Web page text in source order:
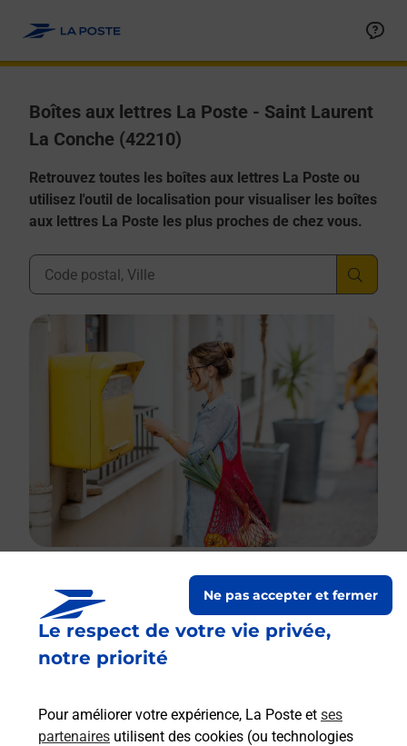
Le respect de votre vie privée,
notre priorité
Pour améliorer votre expérience, La Poste et ses
partenaires utilisent des cookies (ou technologies
Ne pas accepter et fermer
Boîtes aux lettres La Poste - Saint Laurent
La Conche (42210)
Retrouvez toutes les boîtes aux lettres La Poste ou
utilisez l'outil de localisation pour visualiser les boîtes
aux lettres La Poste les plus proches de chez vous.
Ville, Département, Code Postal
Boîte aux Lettres La Poste
Collecte du courrier aujourd'hui à
1532 Rue De La Toranche
Saint Laurent La Conche
Le lien s'ouvre dans un nouvel onglet